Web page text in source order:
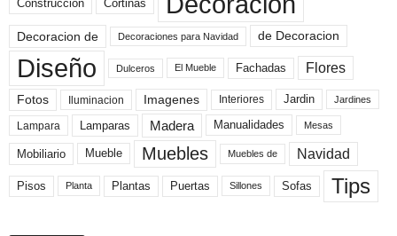
Construccion Cortinas
Decoracion de Decoraciones para Navidad de Decoracion
Diseño Dulceros El Mueble Fachadas Flores
Fotos Iluminacion Imagenes Interiores Jardin Jardines
Lampara Lamparas Madera Manualidades Mesas
Mobiliario Mueble Muebles Muebles de Navidad
Pisos Planta Plantas Puertas Sillones Sofas Tips